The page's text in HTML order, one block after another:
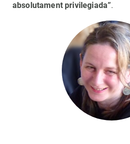
absolutament privilegiada”.